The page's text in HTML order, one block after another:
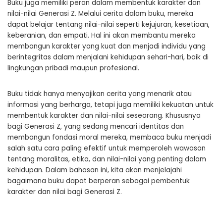
Buku juga memiliki peran dalam membentuk karakter dan
nilai-nilai Generasi Z. Melalui cerita dalam buku, mereka
dapat belajar tentang nilai-nilai seperti kejujuran, kesetiaan,
keberanian, dan empati. Hal ini akan membantu mereka
membangun karakter yang kuat dan menjadi individu yang
berintegritas dalam menjalani kehidupan sehari-hari, baik di
lingkungan pribadi maupun profesional.
Buku tidak hanya menyajikan cerita yang menarik atau
informasi yang berharga, tetapi juga memiliki kekuatan untuk
membentuk karakter dan nilai-nilai seseorang. Khususnya
bagi Generasi Z, yang sedang mencari identitas dan
membangun fondasi moral mereka, membaca buku menjadi
salah satu cara paling efektif untuk memperoleh wawasan
tentang moralitas, etika, dan nilai-nilai yang penting dalam
kehidupan. Dalam bahasan ini, kita akan menjelajahi
bagaimana buku dapat berperan sebagai pembentuk
karakter dan nilai bagi Generasi Z.